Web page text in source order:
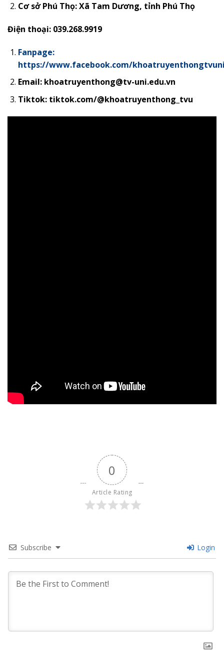
Cơ sở Phú Thọ:Xã Tam Dương, tỉnh Phú Thọ
Điện thoại: 039.268.9919
Fanpage:
https://www.facebook.com/
Email: khoatruyenthong@tv-uni.edu.vn
Tiktok: tiktok.com/@khoatruyenthong_tvu
0
Article Rating
Subscribe Login